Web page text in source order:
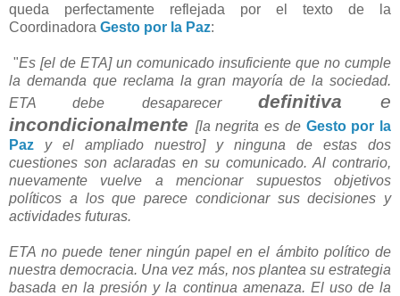
queda perfectamente reflejada por el texto de la
Coordinadora Gesto por la Paz:
"Es [el de ETA] un comunicado insuficiente que no cumple
la demanda que reclama la gran mayoría de la sociedad.
ETA debe desaparecer definitiva e
incondicionalmente [la negrita es de Gesto por la
Paz
y el ampliado nuestro] y ninguna de estas dos
cuestiones son aclaradas en su comunicado. Al contrario,
nuevamente vuelve a mencionar supuestos objetivos
políticos a los que parece condicionar sus decisiones y
actividades futuras.
ETA no puede tener ningún papel en el ámbito político de
nuestra democracia. Una vez más, nos plantea su estrategia
basada en la presión y la continua amenaza. El uso de la